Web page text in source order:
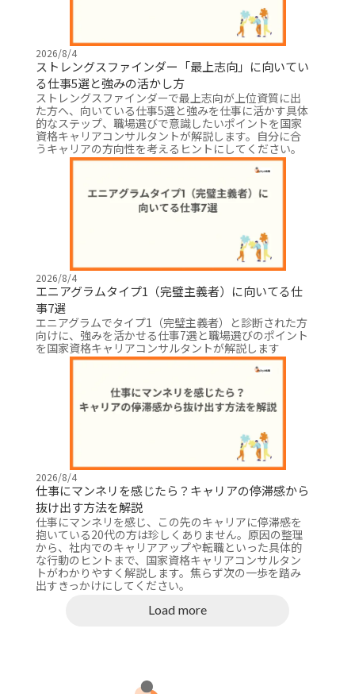
2026/8/4
ストレングスファインダー「最上志向」に向いてい
る仕事5選と強みの活かし方
ストレングスファインダーで最上志向が上位資質に出
た方へ、向いている仕事5選と強みを仕事に活かす具体
的なステップ、職場選びで意識したいポイントを国家
資格キャリアコンサルタントが解説します。自分に合
うキャリアの方向性を考えるヒントにしてください。
2026/8/4
エニアグラムタイプ1（完璧主義者）に向いてる仕
事7選
エニアグラムでタイプ1（完璧主義者）と診断された方
向けに、強みを活かせる仕事7選と職場選びのポイント
を国家資格キャリアコンサルタントが解説します
2026/8/4
仕事にマンネリを感じたら？キャリアの停滞感から
抜け出す方法を解説
仕事にマンネリを感じ、この先のキャリアに停滞感を
抱いている20代の方は珍しくありません。原因の整理
から、社内でのキャリアアップや転職といった具体的
な行動のヒントまで、国家資格キャリアコンサルタン
トがわかりやすく解説します。焦らず次の一歩を踏み
出すきっかけにしてください。
Load more